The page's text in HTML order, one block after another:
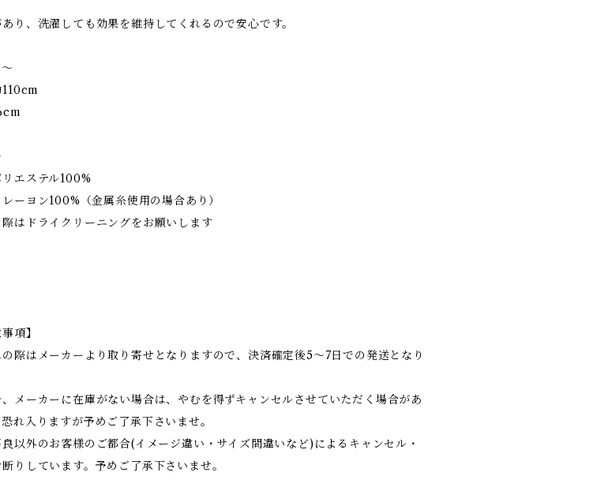
り、洗濯しても効果を維持してくれるので安心です。
エステル100%
ーヨン100%（金属糸使用の場合あり）
はドライクリーニングをお願いします
項】
の際はメーカーより取り寄せとなりますので、決済確定後5～7日での発送となり
、メーカーに在庫がない場合は、やむを得ずキャンセルさせていただく場合があ
恐れ入りますが予めご了承下さいませ。
良以外のお客様のご都合(イメージ違い・サイズ間違いなど)によるキャンセル・
りしています。予めご了承下さいませ。